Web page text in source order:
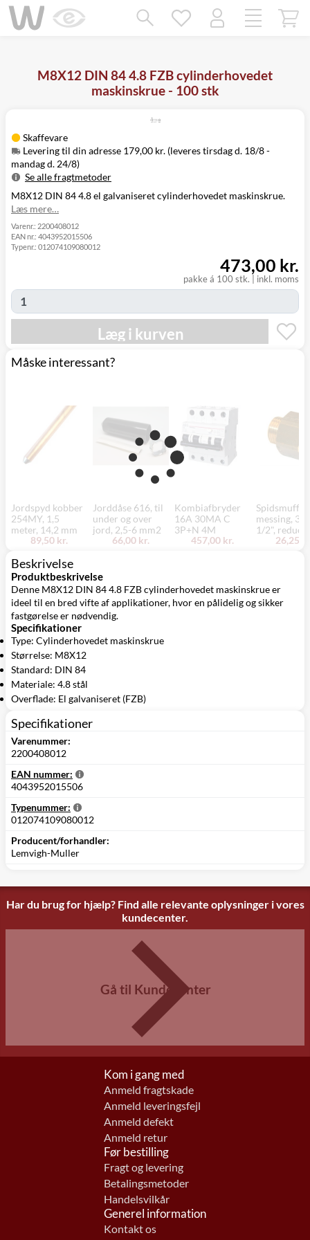
M8X12 DIN 84 4.8 FZB cylinderhovedet
maskinskrue - 100 stk
Skaffevare
Levering til din adresse 179,00 kr. (leveres tirsdag d. 18/8 -
mandag d. 24/8)
Se alle fragtmetoder
Metode
Pris
Leveres
din adresse
Click&Collect
M8X12 DIN 84 4.8 el galvaniseret cylinderhovedet maskinskrue.
Læs mere…
Varenr.: 2200408012
EAN nr.: 4043952015506
Typenr.: 012074109080012
pakke á 100 stk. inkl. moms
473,00 kr.
Læg i kurven
Måske interessant?
Jordspyd kobber
254MY, 1,5
meter, 14,2 mm
89,50 kr.
Jorddåse 616, til
under og over
jord, 2,5-6 mm2
66,00 kr.
Kombiafbryder
16A 30MA C
3P+N 4M
457,00 kr.
Spidsmuffe,
messing, 3/
1/2",
26,25
Beskrivelse
Produktbeskrivelse
Denne M8X12 DIN 84 4.8 FZB cylinderhovedet maskinskrue er
ideel til en bred vifte af applikationer, hvor en pålidelig og sikker
fastgørelse er nødvendig.
Specifikationer
Type: Cylinderhovedet maskinskrue
Størrelse: M8X12
Standard: DIN 84
Materiale: 4.8 stål
Overflade: El galvaniseret (FZB)
Specifikationer
Varenummer:
2200408012
EAN nummer:
4043952015506
Typenummer:
012074109080012
Producent/forhandler:
Lemvigh-Muller
Har du brug for hjælp? Find alle relevante oplysninger i vores
kundecenter.
Gå til Kundecenter
Kom i gang med
Anmeld fragtskade
Anmeld leveringsfejl
Anmeld defekt
Anmeld retur
Før bestilling
Fragt og levering
Betalingsmetoder
Handelsvilkår
Generel information
Kontakt os
Mangler chatten?
Ret samtykke!